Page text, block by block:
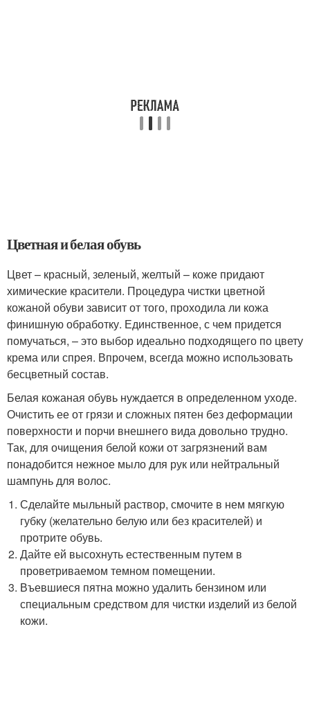
Цветная и белая обувь
Цвет – красный, зеленый, желтый – коже придают
химические красители. Процедура чистки цветной
кожаной обуви зависит от того, проходила ли кожа
финишную обработку. Единственное, с чем придется
помучаться, – это выбор идеально подходящего по цвету
крема или спрея. Впрочем, всегда можно использовать
бесцветный состав.
Белая кожаная обувь нуждается в определенном уходе.
Очистить ее от грязи и сложных пятен без деформации
поверхности и порчи внешнего вида довольно трудно.
Так, для очищения белой кожи от загрязнений вам
понадобится нежное мыло для рук или нейтральный
шампунь для волос.
Сделайте мыльный раствор, смочите в нем мягкую
губку (желательно белую или без красителей) и
протрите обувь.
Дайте ей высохнуть естественным путем в
проветриваемом темном помещении.
Въевшиеся пятна можно удалить бензином или
специальным средством для чистки изделий из белой
кожи.